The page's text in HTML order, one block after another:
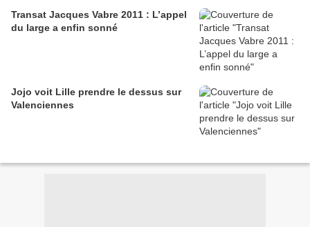
Transat Jacques Vabre 2011 : L’appel
du large a enfin sonné
Jojo voit Lille prendre le dessus sur
Valenciennes